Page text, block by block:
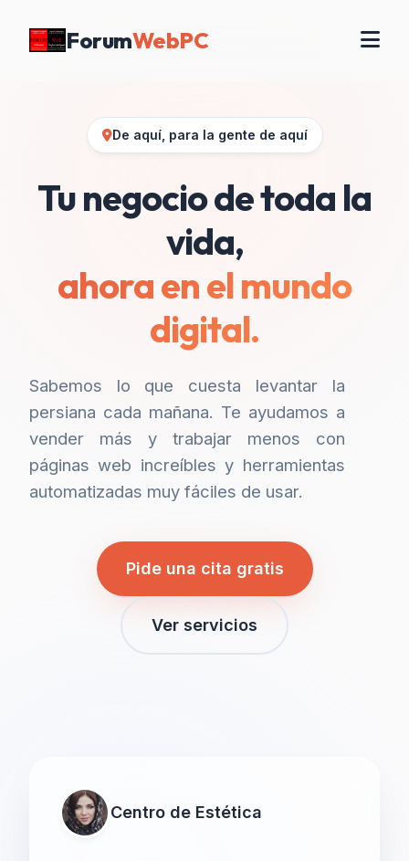
ForumWebPC
De aquí, para la gente de aquí
Tu negocio de toda la
vida,
ahora en el mundo
digital.
Sabemos lo que cuesta levantar la
persiana cada mañana. Te ayudamos a
vender más y trabajar menos con
páginas web increíbles y herramientas
automatizadas muy fáciles de usar.
Pide una cita gratis
Ver servicios
Centro de Estética